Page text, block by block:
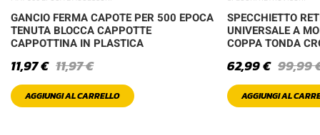
GANCIO FERMA CAPOTE PER 500 EPOCA
TENUTA BLOCCA CAPPOTTE
CAPPOTTINA IN PLASTICA
11,97€
11,97€
AGGIUNGI AL CARRELLO
SPECCHIETTO
UNIVERSALE A
COPPA TONDA
99,99
62,99€
AGGIUNGI AL